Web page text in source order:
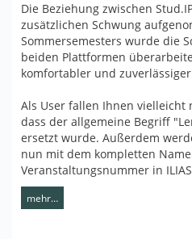
Die Beziehung zwischen
zusätzlichen Schwung
Sommersemesters wurde die
beiden Plattformen
komfortabler und
Als User fallen Ihnen vielleicht
dass der allgemeine Begriff
ersetzt wurde. Außerdem
nun mit dem kompletten
Veranstaltungsnummer in
mehr…